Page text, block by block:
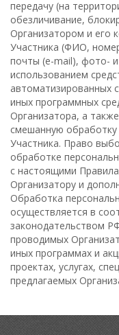
передачу (на
обезличивание,
Организатором и его
Участника (ФИО,
почты (e-mail), фото-
использованием
автоматизированных
иных программных
Организатора, а
смешанную
Участника. Право
обработке
с настоящими
Организатору и
Обработка
осуществляется в
законодательством
проводимых
иных программах и
проектах, услугах,
предлагаемых